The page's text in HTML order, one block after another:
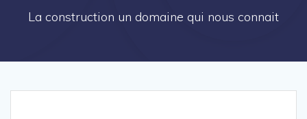
La construction un domaine qui nous connait